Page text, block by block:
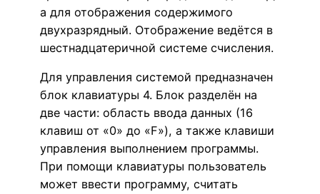
а для отображения содержимого
двухразрядный. Отображение ведётся в
шестнадцатеричной системе счисления.
Для управления системой предназначен
блок клавиатуры 4. Блок разделён на
две части: область ввода данных (16
клавиш от «0» до «F»), а также клавиши
управления выполнением программы.
При помощи клавиатуры пользователь
может ввести программу, считать